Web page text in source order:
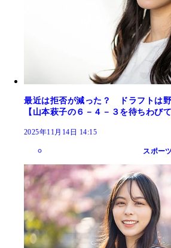
最近は拒否が減った？ ドラフトは
【山本萩子の６－４－３を待ちわび
2025年11月14日 14:15
スポー